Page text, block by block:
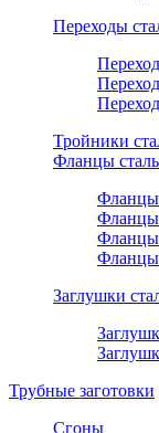
Переходы
Тройники
Фланцы
Фланцы
Фланцы
Фланцы
Фланцы
Заглушки
Трубные заготовки
Сгоны